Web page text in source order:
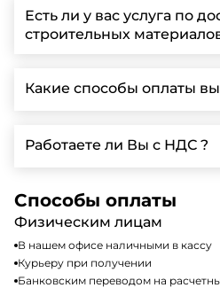
запрос через нашу
заполнить форму на нашем
детальной информации и
Есть ли у вас услуга по
строительных
Ленинградской области, у
автопарк, для обеспечения
Какие способы оплаты
включая наличные,
кредитные карты.
Работаете ли Вы с НДС ?
налогообложения, т.е с НДС
Способы оплаты
Физическим лицам
В нашем офисе наличными в кассу
Курьеру при получении
Банковским переводом на